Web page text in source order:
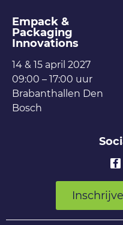
Empack &
Packaging
Innovations
14 & 15 april 2027
09:00 – 17:00 uur
Brabanthallen Den
Bosch